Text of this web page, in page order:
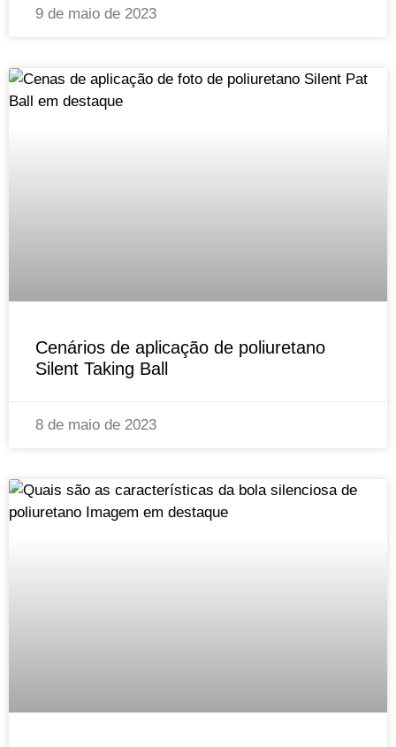
9 de maio de 2023
Cenários de aplicação de poliuretano
Silent Taking Ball
8 de maio de 2023